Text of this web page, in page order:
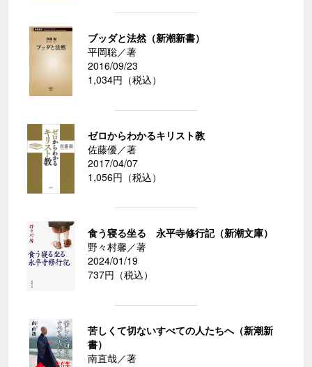
ブッダと法然（新潮新書）
平岡聡／著
2016/09/23
1,034円（税込）
ゼロからわかるキリスト教
佐藤優／著
2017/04/07
1,056円（税込）
食う寝る坐る 永平寺修行記（新潮文庫）
野々村馨／著
2024/01/19
737円（税込）
苦しくて切ないすべての人たちへ（新潮新
書）
南直哉／著